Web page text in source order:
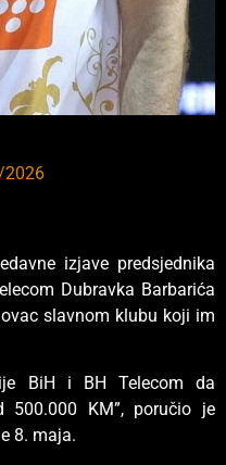
izjave predsjednika
Dubravka Barbarića
slavnom klubu koji im
BiH i BH Telecom da
500.000 KM”, poručio je
8. maja.